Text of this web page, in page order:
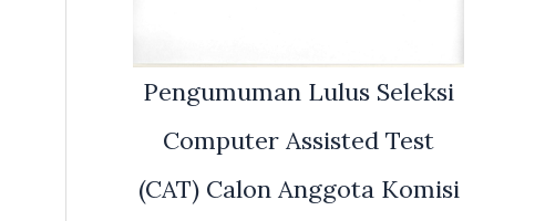
Pengumuman Lulus Seleksi
Computer Assisted Test
(CAT) Calon Anggota Komisi